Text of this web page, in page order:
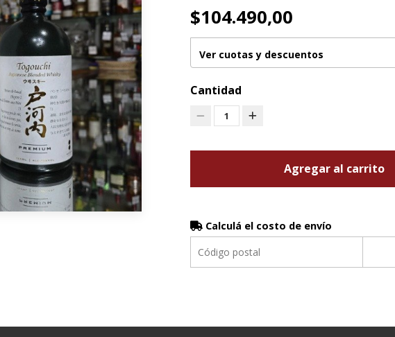
$104.490,00
Ver cuotas y descuentos
Cantidad
1
Agregar al carrito
Calculá el costo de envío